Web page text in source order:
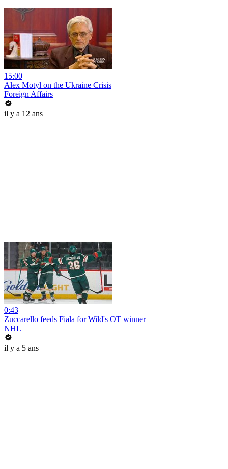
15:00
Alex Motyl on the Ukraine Crisis
Foreign Affairs
il y a 12 ans
0:43
Zuccarello feeds Fiala for Wild's OT winner
NHL
il y a 5 ans